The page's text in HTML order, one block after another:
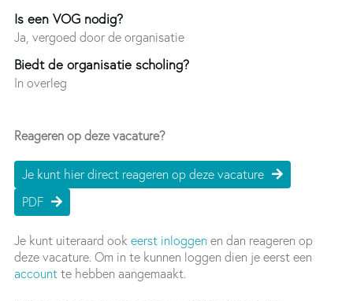
Is een VOG nodig?
Ja, vergoed door de organisatie
Biedt de organisatie scholing?
In overleg
Reageren op deze vacature?
Je kunt hier direct reageren op deze vacature
PDF
Je kunt uiteraard ook eerst inloggenen dan reageren op
deze vacature. Om in te kunnen loggen dien je eerst een
accountte hebben aangemaakt.